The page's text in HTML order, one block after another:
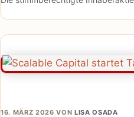
Genussschein …
16. MÄRZ 2026 VON LISA OSADA